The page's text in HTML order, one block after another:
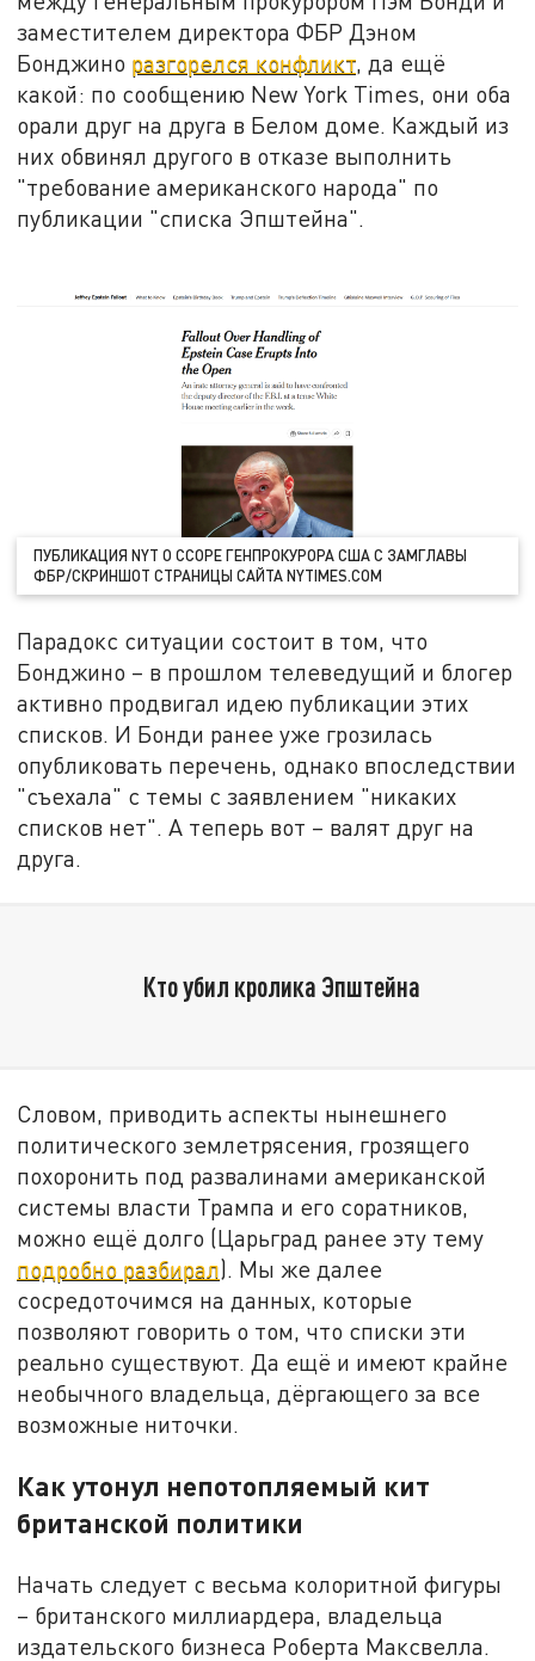
заместителем директора ФБР Дэном
Бонджино разгорелся конфликт, да ещё
какой: по сообщению New York Times, они оба
орали друг на друга в Белом доме. Каждый из
них обвинял другого в отказе выполнить
"требование американского народа" по
публикации "списка Эпштейна".
ПУБЛИКАЦИЯ NYT О ССОРЕ ГЕНПРОКУРОРА США С ЗАМГЛАВЫ
ФБР/СКРИНШОТ СТРАНИЦЫ САЙТА NYTIMES.COM
Парадокс ситуации состоит в том, что
Бонджино – в прошлом телеведущий и блогер
активно продвигал идею публикации этих
списков. И Бонди ранее уже грозилась
опубликовать перечень, однако впоследствии
"съехала" с темы с заявлением "никаких
списков нет". А теперь вот – валят друг на
друга.
Кто убил кролика Эпштейна
Словом, приводить аспекты нынешнего
политического землетрясения, грозящего
похоронить под развалинами американской
системы власти Трампа и его соратников,
можно ещё долго (Царьград ранее эту тему
подробно разбирал). Мы же далее
сосредоточимся на данных, которые
позволяют говорить о том, что списки эти
реально существуют. Да ещё и имеют крайне
необычного владельца, дёргающего за все
возможные ниточки.
Как утонул непотопляемый кит
британской политики
Начать следует с весьма колоритной фигуры
– британского миллиардера, владельца
издательского бизнеса Роберта Максвелла.